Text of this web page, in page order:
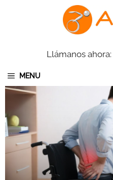
Llámanos ahora:
MENU